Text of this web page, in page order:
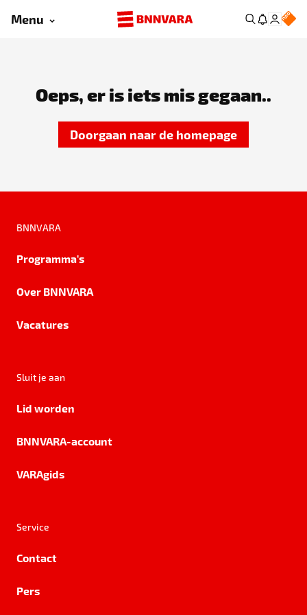
Menu
Oeps, er is iets mis gegaan..
Doorgaan naar de homepage
BNNVARA
Programma's
Over BNNVARA
Vacatures
Sluit je aan
Lid worden
BNNVARA-account
VARAgids
Service
Contact
Pers